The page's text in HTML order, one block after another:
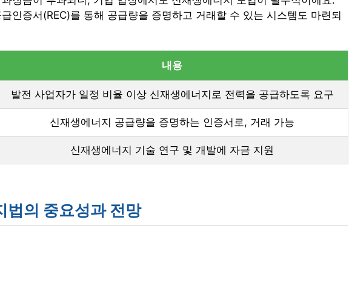
인증서(REC)를 통해 공급량을 증명하고 거래할 수 있는 시스템도 마련되
내용
발전 사업자가 일정 비율 이상 신재생에너지로 전력을 공급하도록 요구
신재생에너지 공급량을 증명하는 인증서로, 거래 가능
신재생에너지 기술 연구 및 개발에 자금 지원
법의 중요성과 전망